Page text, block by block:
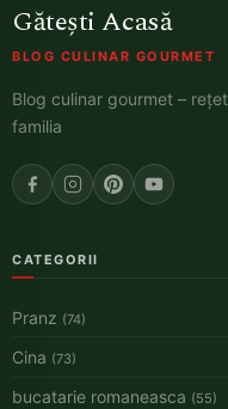
Gătești Acasă
BLOG CULINAR GOURMET
Blog culinar gourmet –
familia
CATEGORII
Pranz (74)
Cina (73)
bucatarie romaneasca (55)